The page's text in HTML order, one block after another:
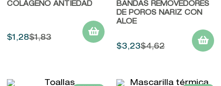
COLÁGENO ANTIEDAD
$1 ,28$1,83
BANDAS REMOVEDORES
DE POROS NARIZ CON
ALOE
$3,23$4,62